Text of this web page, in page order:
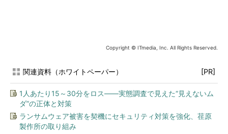
Copyright © ITmedia, Inc. All Rights Reserved.
関連資料（ホワイトペーパー） [PR]
1人あたり15～30分をロス――実態調査で見えた“見えないム
ダ”の正体と対策
ランサムウェア被害を契機にセキュリティ対策を強化、荏原
製作所の取り組み